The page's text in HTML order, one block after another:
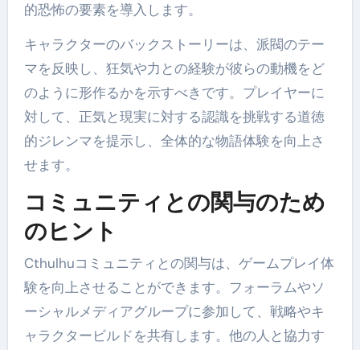
的恐怖の要素を導入します。
キャラクターのバックストーリーは、派閥のテー
マを反映し、狂気や力との経験が彼らの動機をど
のように形作るかを示すべきです。プレイヤーに
対して、正気と現実に対する認識を挑戦する道徳
的ジレンマを提示し、全体的な物語体験を向上さ
せます。
コミュニティとの関与のため
のヒント
Cthulhuコミュニティとの関与は、ゲームプレイ体
験を向上させることができます。フォーラムやソ
ーシャルメディアグループに参加して、戦略やキ
ャラクタービルドを共有します。他の人と協力す